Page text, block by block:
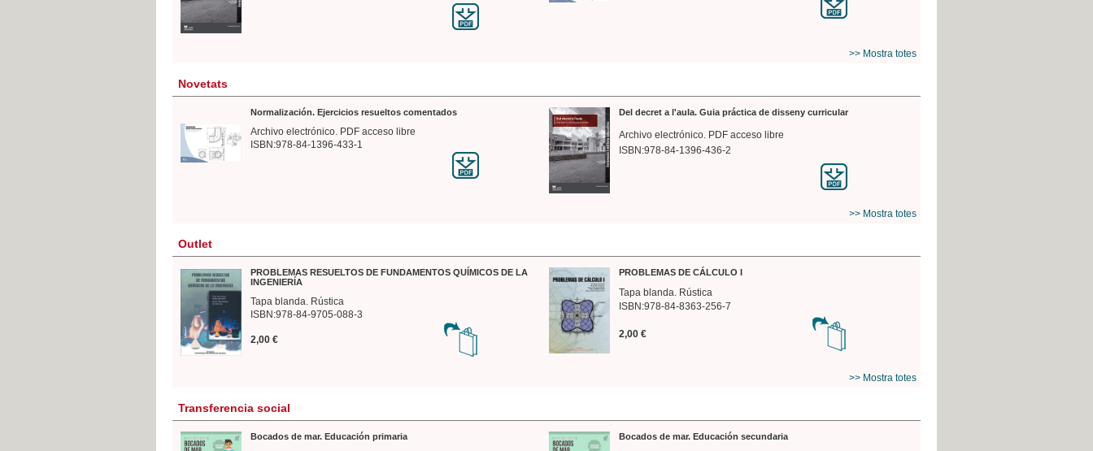
>> Mostra totes
Novetats
Normalización. Ejercicios resueltos comentados
Archivo electrónico. PDF acceso libre
ISBN:978-84-1396-433-1
Del decret a l'aula. Guia práctica de disseny curricular
Archivo electrónico. PDF acceso libre
ISBN:978-84-1396-436-2
>> Mostra totes
Outlet
PROBLEMAS RESUELTOS DE FUNDAMENTOS QUÍMICOS DE LA
INGENIERÍA
Tapa blanda. Rústica
ISBN:978-84-9705-088-3
2,00 €
PROBLEMAS DE CÁLCULO I
Tapa blanda. Rústica
ISBN:978-84-8363-256-7
2,00 €
>> Mostra totes
Transferencia social
Bocados de mar. Educación primaria Bocados de mar. Educación secundaria